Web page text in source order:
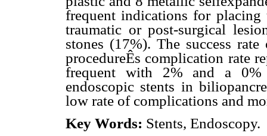
frequent indications for placing
traumatic or post-surgical
stones (17%). The success
procedureÊs complication rate
frequent with 2% and a 0%
endoscopic stents in
low rate of complications and
Key Words: Stents, Endoscopy.